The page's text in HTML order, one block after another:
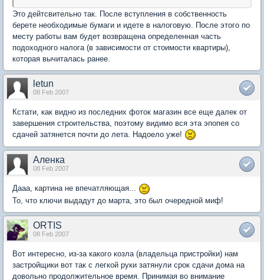
Это дейтсвительно так. После вступления в собственность
берете необходимые бумаги и идете в налоговую. После этого по
месту работы вам будет возвращена определенная часть
подоходного налога (в зависимости от стоимости квартиры),
которая вычиталась ранее.
letun
08 Feb 2007
Кстати, как видно из последних фоток магазин все еще далек от
завершения строительства, поэтому видимо вся эта эпопея со
сдачей затянется почти до лета. Надоело уже!
Аленка
08 Feb 2007
Дааа, картина не впечатляющая...
То, что ключи выдадут до марта, это был очередной миф!
ORTIS
08 Feb 2007
Вот интересно, из-за какого козла (владельца пристройки) нам
застройщики вот так с легкой руки затянули срок сдачи дома на
довольно продолжительное время. Принимая во внимание